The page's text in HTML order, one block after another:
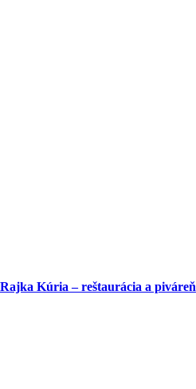
Rajka Kúria – reštaurácia a piváreň